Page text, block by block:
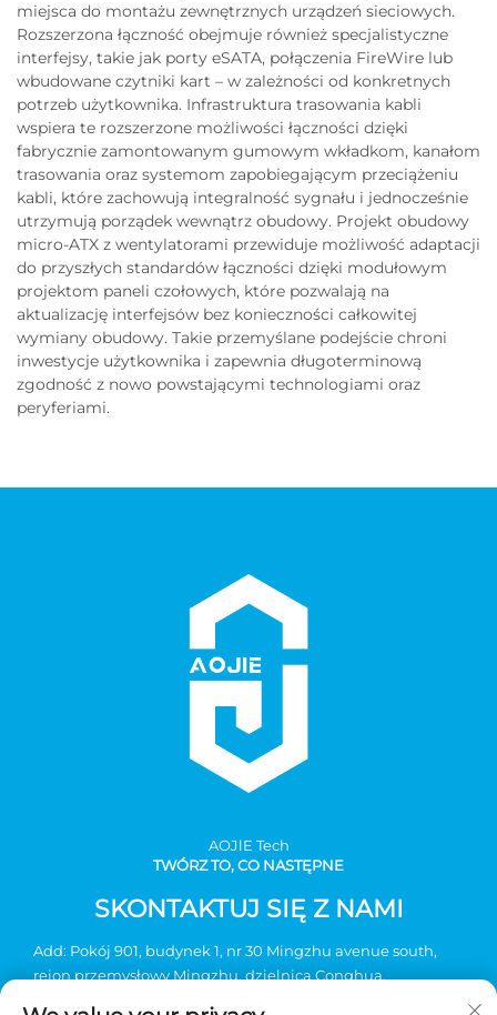
miejsca do montażu zewnętrznych urządzeń sieciowych.
Rozszerzona łączność obejmuje również specjalistyczne
interfejsy, takie jak porty eSATA, połączenia FireWire lub
wbudowane czytniki kart – w zależności od konkretnych
potrzeb użytkownika. Infrastruktura trasowania kabli
wspiera te rozszerzone możliwości łączności dzięki
fabrycznie zamontowanym gumowym wkładkom, kanałom
trasowania oraz systemom zapobiegającym przeciążeniu
kabli, które zachowują integralność sygnału i jednocześnie
utrzymują porządek wewnątrz obudowy. Projekt obudowy
micro-ATX z wentylatorami przewiduje możliwość adaptacji
do przyszłych standardów łączności dzięki modułowym
projektom paneli czołowych, które pozwalają na
aktualizację interfejsów bez konieczności całkowitej
wymiany obudowy. Takie przemyślane podejście chroni
inwestycje użytkownika i zapewnia długoterminową
zgodność z nowo powstającymi technologiami oraz
peryferiami.
AOJlE Tech
TWÓRZ TO, CO NASTĘPNE
SKONTAKTUJ SIĘ Z NAMI
Add: Pokój 901, budynek 1, nr 30 Mingzhu avenue south,
rejon przemysłowy Mingzhu, dzielnica Conghua,